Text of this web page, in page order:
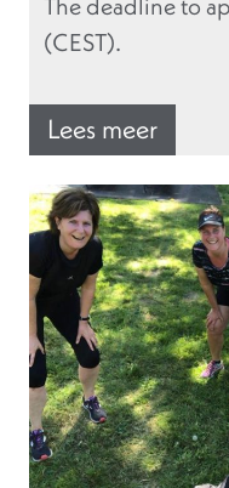
(CEST).
Lees meer